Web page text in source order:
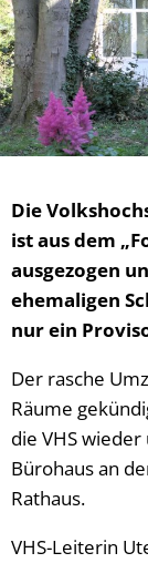
Die
ist aus dem
ausgezogen
ehemaligen
nur ein
Der rasche
Räume
die VHS
Bürohaus an
Rathaus.
VHS-Leiterin